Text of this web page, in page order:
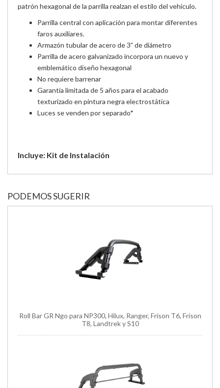
patrón hexagonal de la parrilla realzan el estilo del vehículo.
Parrilla central con aplicación para montar diferentes
faros auxiliares.
Armazón tubular de acero de 3” de diámetro
Parrilla de acero galvanizado incorpora un nuevo y
emblemático diseño hexagonal
No requiere barrenar
Garantía limitada de 5 años para el acabado
texturizado en pintura negra electrostática
Luces se venden por separado*
Incluye: Kit de Instalación
PODEMOS SUGERIR
Roll Bar GR Ngo para NP300, Hilux, Ranger, Frison T6, Frison
T8, Landtrek y S10